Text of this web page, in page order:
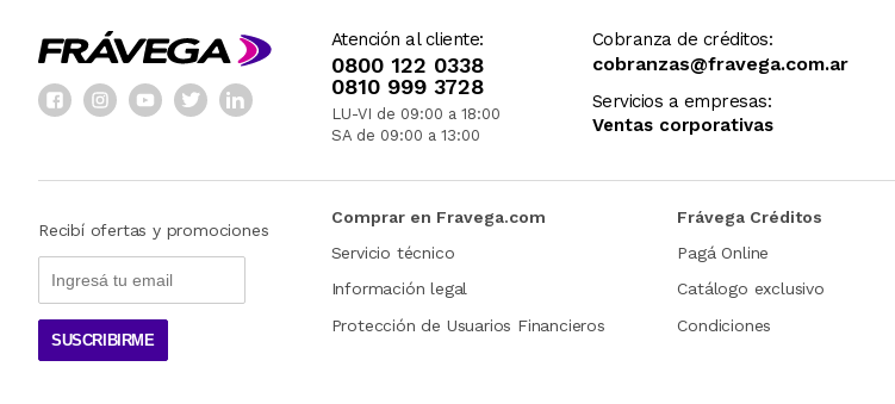
Atención al cliente:
0800 122 0338
0810 999 3728
LU-VI de 09:00 a 18:00
SA de 09:00 a 13:00
Cobranza de créditos:
cobranzas@fravega.com.ar
Servicios a empresas:
Ventas corporativas
Recibí ofertas y promociones
SUSCRIBIRME
Comprar en Fravega.com
Servicio técnico
Información legal
Protección de Usuarios Financieros
Frávega Créditos
Pagá Online
Catálogo exclusivo
Condiciones